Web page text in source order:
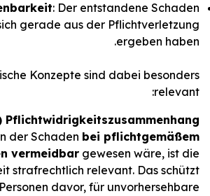
: Der entstandene Schaden
gerade aus der Pflichtverletzung
ergeben haben.
Konzepte sind dabei besonders
relevant:
Pflichtwidrigkeitszusammenhang
der Schaden bei pflichtgemäßem
vermeidbar gewesen wäre, ist die
strafrechtlich relevant. Das schützt
davor, für unvorhersehbare